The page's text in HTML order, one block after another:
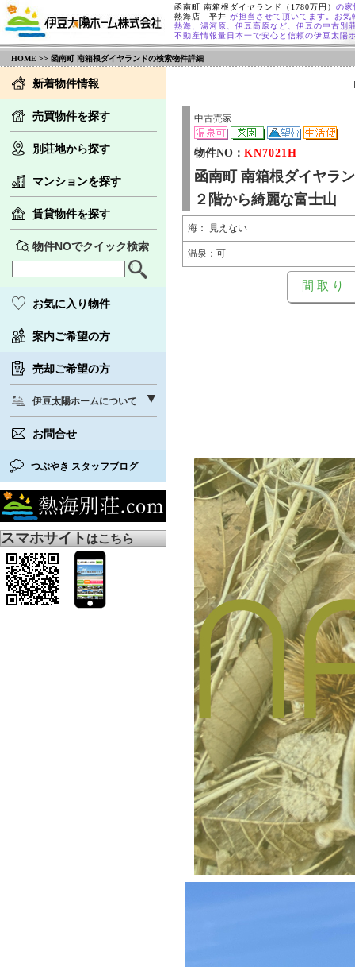
函南町 南箱根ダイヤランド（1780万円） の家
熱海店 平井 が担当させて頂いてます。お気
熱海、湯河原、伊豆高原など、伊豆の中古別
不動産情報量日本一で安心と信頼の伊豆太陽
HOME >> 函南町 南箱根ダイヤランドの検索物件詳細
新着物件情報
売買物件を探す
別荘地から探す
マンションを探す
賃貸物件を探す
物件NOでクイック検索
お気に入り物件
案内ご希望の方
売却ご希望の方
伊豆太陽ホームについて
お問合せ
つぶやき スタッフブログ
スマホサイトはこちら
中古売家
物件NO： KN7021H
函南町 南箱根ダイヤラ
２階から綺麗な富士山
海： 見えない
温泉：可
間 取 り